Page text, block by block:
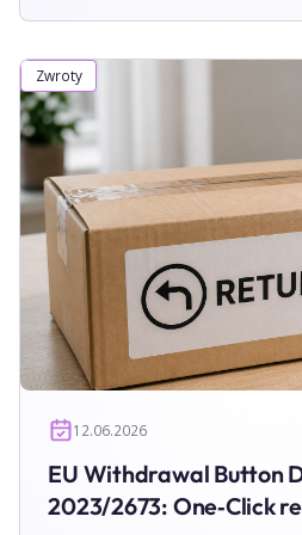
logistics, and returns handling.
prepare your store to stay
penalties.
Zwroty
12.06.2026
EU Withdrawal Button
2023/2673: One‑Click